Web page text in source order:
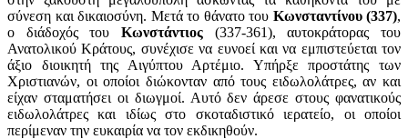
σύνεση και δικαιοσύνη. Μετά το θάνατο του Κωνσταντίνου (337),
ο διάδοχός του Κωνστάντιος (337-361), αυτοκράτορας του
Ανατολικού Κράτους, συνέχισε να ευνοεί και να εμπιστεύεται τον
άξιο διοικητή της Αιγύπτου Αρτέμιο. Υπήρξε προστάτης των
Χριστιανών, οι οποίοι διώκονταν από τους ειδωλολάτρες, αν και
είχαν σταματήσει οι διωγμοί. Αυτό δεν άρεσε στους φανατικούς
ειδωλολάτρες και ιδίως στο σκοταδιστικό ιερατείο, οι οποίοι
περίμεναν την ευκαιρία να τον εκδικηθούν.